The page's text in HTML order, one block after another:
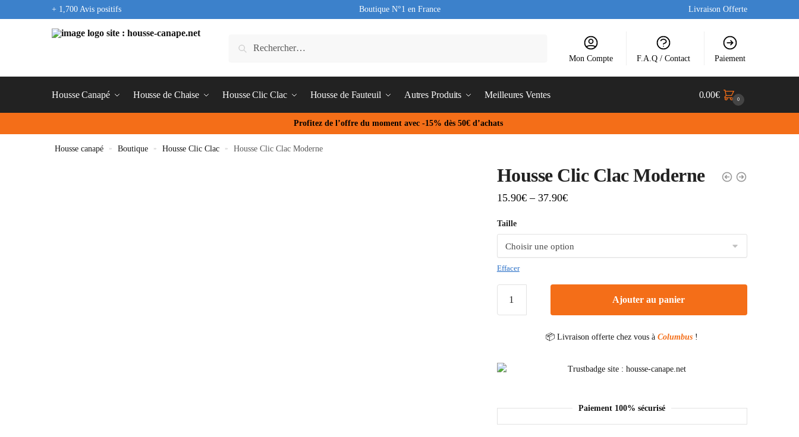
+ 1,700 Avis positifs Boutique N°1 en France Livraison Offerte
Mon Compte F.A.Q / Contact Paiement
Housse Canapé Housse de Chaise Housse Clic Clac Housse de Fauteuil Autres Produits Meilleures Ventes 0.00€ 0
Profitez de l’offre du moment avec -15% dès 50€ d’achats
Housse canapé » Boutique » Housse Clic Clac » Housse Clic Clac Moderne
Housse Clic Clac Moderne
15.90€– 37.90€
Taille
Effacer
Ajouter au panier
📦 Livraison offerte chez vous àColumbus !
Paiement 100% sécurisé